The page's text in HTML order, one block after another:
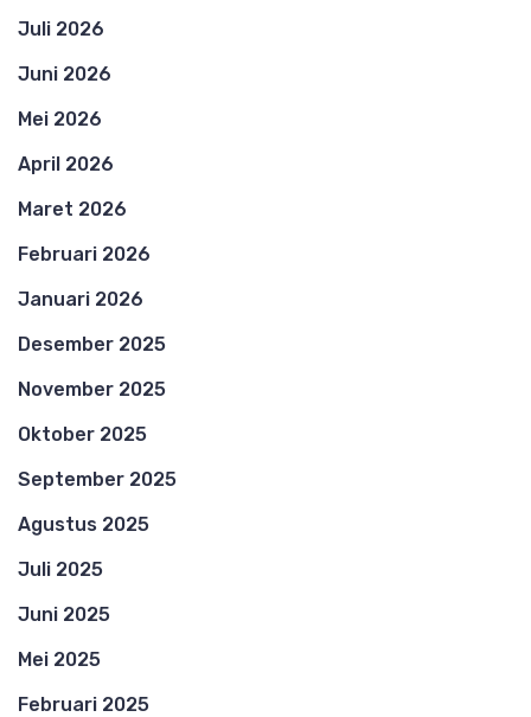
Juli 2026
Juni 2026
Mei 2026
April 2026
Maret 2026
Februari 2026
Januari 2026
Desember 2025
November 2025
Oktober 2025
September 2025
Agustus 2025
Juli 2025
Juni 2025
Mei 2025
Februari 2025